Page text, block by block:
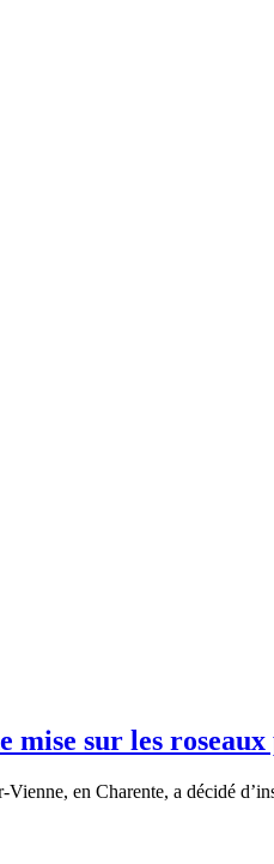
sur les
en Charente, a décidé